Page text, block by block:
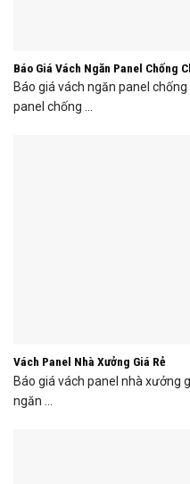
Báo Giá Vách Ngăn Panel Chống
Báo giá vách ngăn panel
panel chống ...
Vách Panel Nhà Xưởng Giá Rẻ
Báo giá vách panel nhà xưởng
ngăn ...